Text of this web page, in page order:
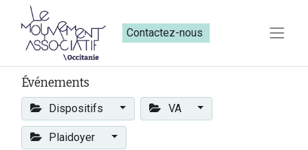
Contactez-nous​​
Événements
Dispositifs VA
Plaidoyer